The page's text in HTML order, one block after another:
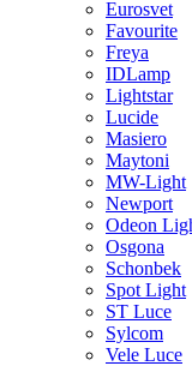
Eurosvet
Favourite
Freya
IDLamp
Lightstar
Lucide
Masiero
Maytoni
MW-Light
Newport
Odeon
Osgona
Schonbek
Spot Light
ST Luce
Sylcom
Vele Luce